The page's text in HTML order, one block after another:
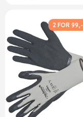
2 FOR 99,-